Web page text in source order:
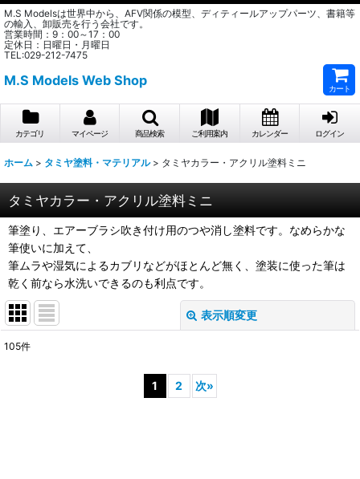
M.S Modelsは世界中から、AFV関係の模型、ディティールアップパーツ、書籍等
の輸入、卸販売を行う会社です。
営業時間：9：00～17：00
定休日：日曜日・月曜日
TEL:029-212-7475
M.S Models Web Shop
カート
カテゴリ マイページ 商品検索 ご利用案内 カレンダー ログイン
ホーム > タミヤ塗料・マテリアル > タミヤカラー・アクリル塗料ミニ
タミヤカラー・アクリル塗料ミニ
筆塗り、エアーブラシ吹き付け用のつや消し塗料です。なめらかな
筆使いに加えて、
筆ムラや湿気によるカブリなどがほとんど無く、塗装に使った筆は
乾く前なら水洗いできるのも利点です。
表示順変更
105件
1 2 次»